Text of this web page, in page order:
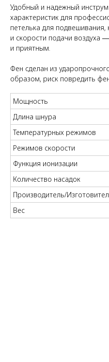
Удобный и надежный
характеристик для
петелька для
и скорости подачи воздуха
и приятным.
Фен сделан из
образом, риск повредить
Мощность
Длина шнура
Температурных режимов
Режимов скорости
Функция ионизации
Количество насадок
Производитель/
Вес